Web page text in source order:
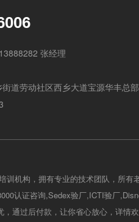
张经理
道劳动社区西乡大道宝源华丰总部
训机构，拥有专业的技术团队，所有
认证咨询,Sedex验厂,ICTI验厂
通过后付款，让你省心放心，详情